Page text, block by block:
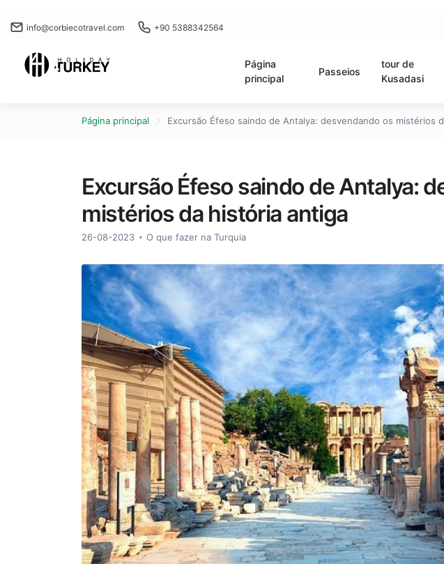
info@corbiecotravel.com +90 5388342564
Página
principal
Passeios
tour de
Kusadasi
Página principal Excursão Éfeso saindo de Antalya: desvendando os mistérios
Excursão Éfeso saindo de Antalya:
mistérios da história antiga
26-08-2023 O que fazer na Turquia